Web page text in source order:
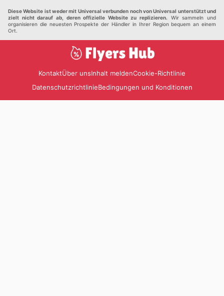
Diese Website ist weder mit Universal verbunden noch von Universal unterstützt und
zielt nicht darauf ab, deren offizielle Website zu replizieren. Wir sammeln und
organisieren die neuesten Prospekte der Händler in Ihrer Region bequem an einem
Ort.
KontaktÜber unsInhalt meldenCookie-Richtlinie
DatenschutzrichtlinieBedingungen und Konditionen